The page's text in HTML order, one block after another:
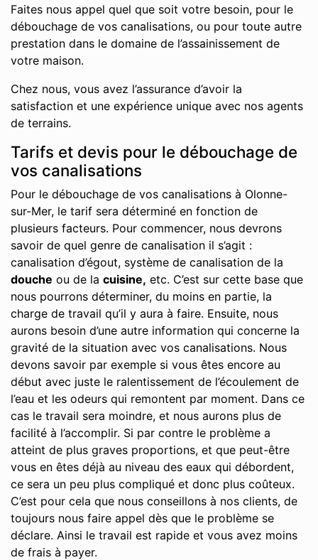
Faites nous appel quel que soit votre besoin, pour le
débouchage de vos canalisations, ou pour toute autre
prestation dans le domaine de l’assainissement de
votre maison.
Chez nous, vous avez l’assurance d’avoir la
satisfaction et une expérience unique avec nos agents
de terrains.
Tarifs et devis pour le débouchage de
vos canalisations
Pour le débouchage de vos canalisations à Olonne-
sur-Mer, le tarif sera déterminé en fonction de
plusieurs facteurs. Pour commencer, nous devrons
savoir de quel genre de canalisation il s’agit :
canalisation d’égout, système de canalisation de la
douche ou de la cuisine, etc. C’est sur cette base que
nous pourrons déterminer, du moins en partie, la
charge de travail qu’il y aura à faire. Ensuite, nous
aurons besoin d’une autre information qui concerne la
gravité de la situation avec vos canalisations. Nous
devons savoir par exemple si vous êtes encore au
début avec juste le ralentissement de l’écoulement de
l’eau et les odeurs qui remontent par moment. Dans ce
cas le travail sera moindre, et nous aurons plus de
facilité à l’accomplir. Si par contre le problème a
atteint de plus graves proportions, et que peut-être
vous en êtes déjà au niveau des eaux qui débordent,
ce sera un peu plus compliqué et donc plus coûteux.
C’est pour cela que nous conseillons à nos clients, de
toujours nous faire appel dès que le problème se
déclare. Ainsi le travail est rapide et vous avez moins
de frais à payer.